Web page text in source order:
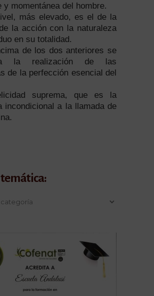
y momentánea del hombre.
más elevado, es el de la
la acción con la naturaleza
en su totalidad.
de los dos anteriores se
la realización de las
de la perfección esencial del
suprema, que es la
incondicional a la llamada de
temática: